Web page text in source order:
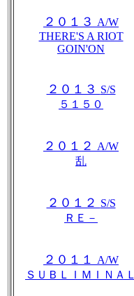
２０１３ A/W
THERE'S A RIOT
GOIN'ON
２０１３ S/S
５１５０
２０１２ A/W
乱
２０１２ S/S
ＲＥ－
２０１１
A/W
ＳＵＢＬＩＭＩＮＡＬ